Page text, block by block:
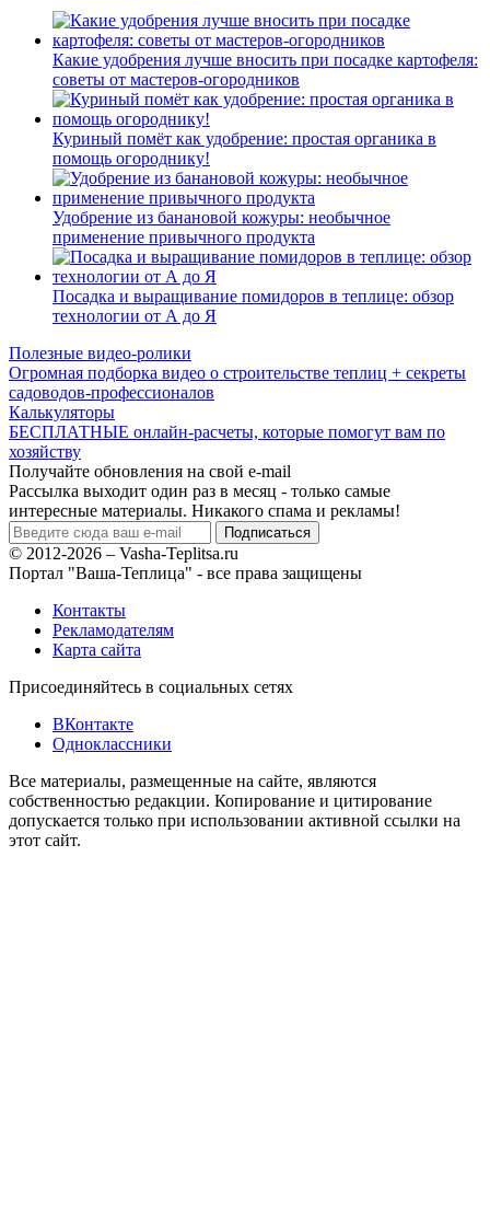
Какие удобрения лучше вносить при посадке картофеля:
советы от мастеров-огородников
Куриный помёт как удобрение: простая органика в
помощь огороднику!
Удобрение из банановой кожуры: необычное
применение привычного продукта
Посадка и выращивание помидоров в теплице: обзор
технологии от А до Я
Полезные видео-ролики
Огромная подборка видео о строительстве теплиц + секреты
садоводов-профессионалов
Калькуляторы
БЕСПЛАТНЫЕ онлайн-расчеты, которые помогут вам по
хозяйству
Получайте обновления на свой e-mail
Рассылка выходит один раз в месяц - только самые
интересные материалы. Никакого спама и рекламы!
© 2012-2026 – Vasha-Teplitsa.ru
Портал "Ваша-Теплица" - все права защищены
Контакты
Рекламодателям
Карта сайта
Присоединяйтесь в социальных сетях
ВКонтакте
Одноклассники
Все материалы, размещенные на сайте, являются
собственностью редакции. Копирование и цитирование
допускается только при использовании активной ссылки на
этот сайт.